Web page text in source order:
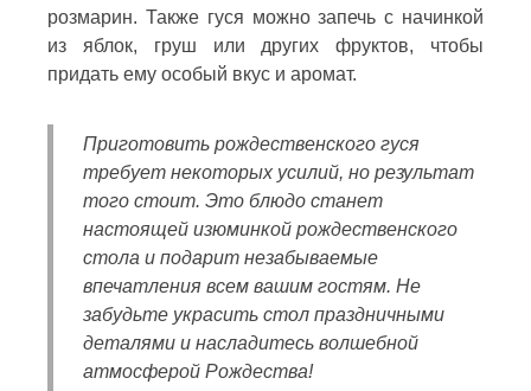
розмарин. Также гуся можно запечь с начинкой
из яблок, груш или других фруктов, чтобы
придать ему особый вкус и аромат.
Приготовить рождественского гуся
требует некоторых усилий, но результат
того стоит. Это блюдо станет
настоящей изюминкой рождественского
стола и подарит незабываемые
впечатления всем вашим гостям. Не
забудьте украсить стол праздничными
деталями и насладитесь волшебной
атмосферой Рождества!